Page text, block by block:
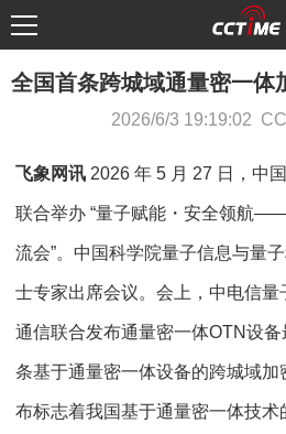
全国首条跨城域通量密一体
2026/6/3 19:19:02
飞象网讯 2026 年 5 月 27 日，中
联合举办 “量子赋能・安全领航
流会”。中国科学院量子信息与量
士专家出席会议。会上，中电信量
通信联合发布通量密一体OTN设
条基于通量密一体设备的跨城域
布标志着我国基于通量密一体技